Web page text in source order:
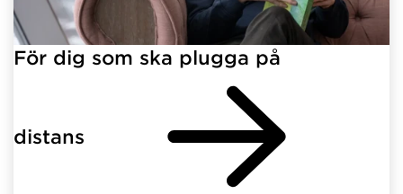
För dig som ska plugga på
distans